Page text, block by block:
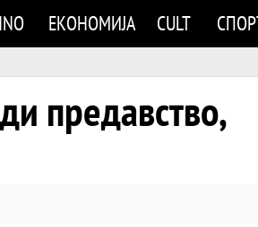
ЕКОНОМИЈА CULT
предавство,